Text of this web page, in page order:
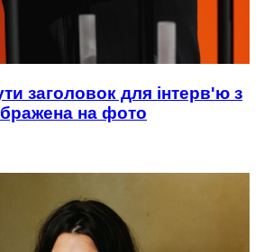
заголовок для інтерв'ю з
на фото